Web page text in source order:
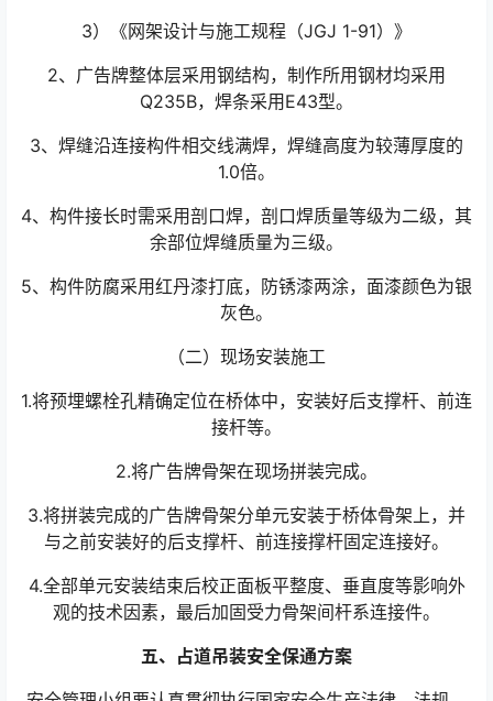
3）《网架设计与施工规程（JGJ 1-91）》
2、广告牌整体层采用钢结构，制作所用钢材均采用
Q235B，焊条采用E43型。
3、焊缝沿连接构件相交线满焊，焊缝高度为较薄厚度的
1.0倍。
4、构件接长时需采用剖口焊，剖口焊质量等级为二级，其
余部位焊缝质量为三级。
5、构件防腐采用红丹漆打底，防锈漆两涂，面漆颜色为银
灰色。
（二）现场安装施工
1.将预埋螺栓孔精确定位在桥体中，安装好后支撑杆、前连
接杆等。
2.将广告牌骨架在现场拼装完成。
3.将拼装完成的广告牌骨架分单元安装于桥体骨架上，并
与之前安装好的后支撑杆、前连接撑杆固定连接好。
4.全部单元安装结束后校正面板平整度、垂直度等影响外
观的技术因素，最后加固受力骨架间杆系连接件。
五、占道吊装安全保通方案